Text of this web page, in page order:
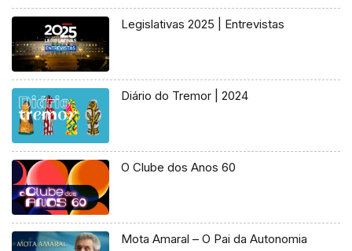
Legislativas 2025 | Entrevistas
Diário do Tremor | 2024
O Clube dos Anos 60
Mota Amaral – O Pai da Autonomia